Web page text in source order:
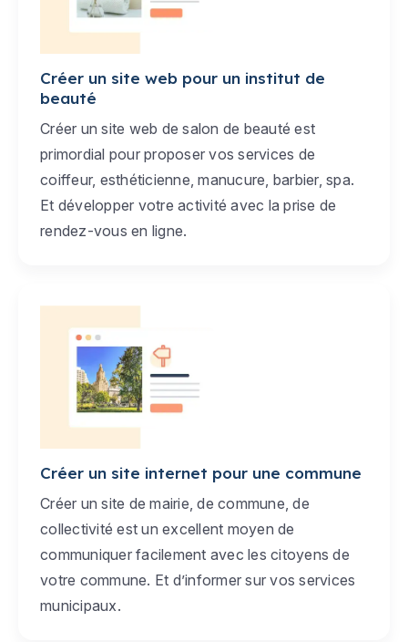
Créer un site web pour un institut de
beauté
Créer un site web de salon de beauté est
primordial pour proposer vos services de
coiffeur, esthéticienne, manucure, barbier, spa.
Et développer votre activité avec la prise de
rendez-vous en ligne.
Créer un site internet pour une commune
Créer un site de mairie, de commune, de
collectivité est un excellent moyen de
communiquer facilement avec les citoyens de
votre commune. Et d’informer sur vos services
municipaux.